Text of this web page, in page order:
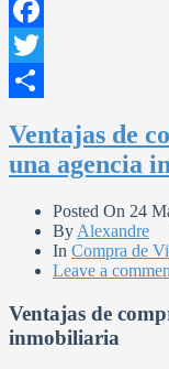
Facebook
Twitter
Ventajas de
una agencia
Posted On 24
By Alexandre
In Compra de
Leave a
Ventajas de
inmobiliaria